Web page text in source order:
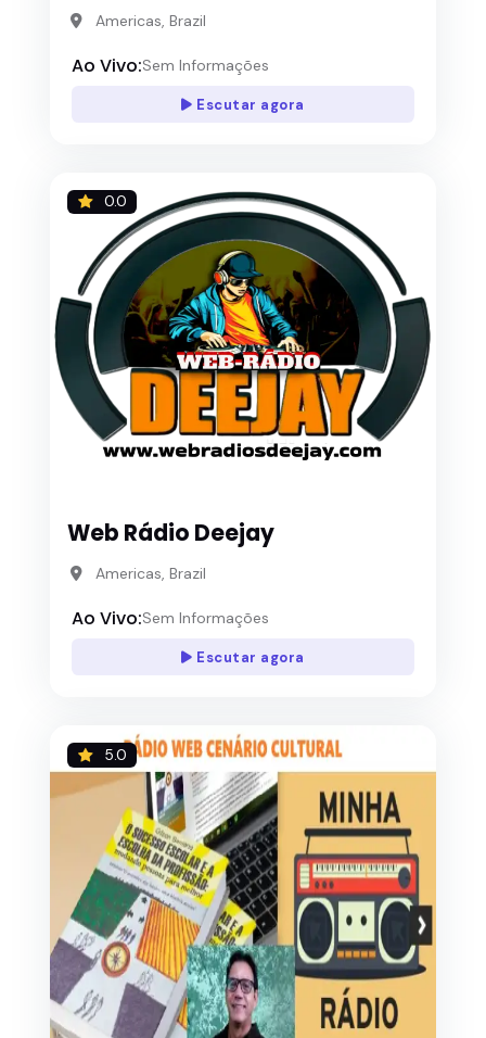
Americas, Brazil
Ao Vivo:Sem Informações
Escutar agora
0.0
Web Rádio Deejay
Americas, Brazil
Ao Vivo:Sem Informações
Escutar agora
5.0